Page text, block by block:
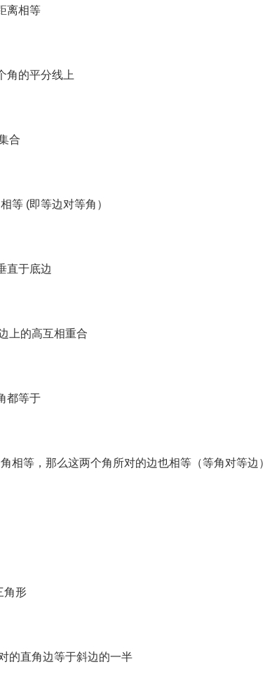
离相等
角的平分线上
合
等 (即等边对等角）
直于底边
上的高互相重合
都等于
相等，那么这两个角所对的边也相等（等角对等边）
角形
的直角边等于斜边的一半